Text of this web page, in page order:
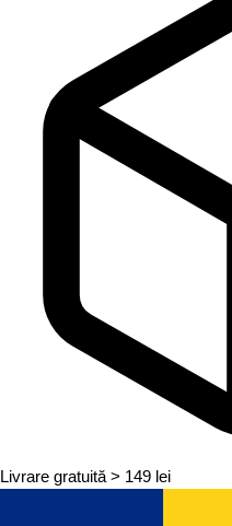
Livrare gratuită > 149 lei